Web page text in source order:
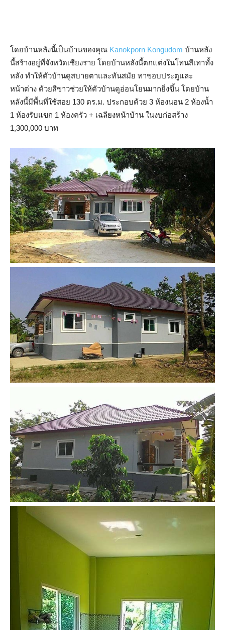
โดยบ้านหลังนี้เป็นบ้านของคุณ Kanokporn Kongudom บ้านหลัง
นี้สร้างอยู่ที่จังหวัดเชียงราย โดยบ้านหลังนี้ตกแต่งในโทนสีเทาทั้ง
หลัง ทำให้ตัวบ้านดูสบายตาและทันสมัย ทาขอบประตูและ
หน้าต่าง ด้วยสีขาวช่วยให้ตัวบ้านดูอ่อนโยนมากยิ่งขึ้น โดยบ้าน
หลังนี้มีพื้นที่ใช้สอย 130 ตร.ม. ประกอบด้วย 3 ห้องนอน 2 ห้องน้ำ
1 ห้องรับแขก 1 ห้องครัว + เฉลียงหน้าบ้าน ในงบก่อสร้าง
1,300,000 บาท